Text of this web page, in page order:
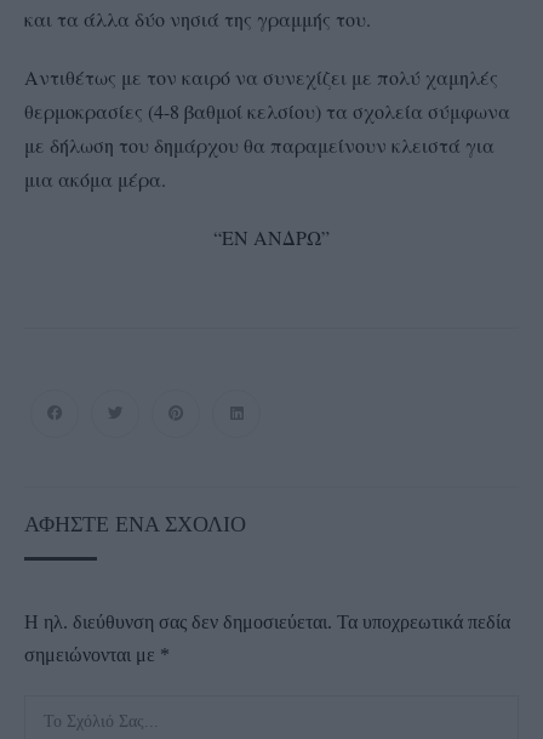
και τα άλλα δύο νησιά της γραμμής του.
Αντιθέτως με τον καιρό να συνεχίζει με πολύ χαμηλές
θερμοκρασίες (4-8 βαθμοί κελσίου) τα σχολεία σύμφωνα
με δήλωση του δημάρχου θα παραμείνουν κλειστά για
μια ακόμα μέρα.
“ΕΝ ΑΝΔΡΩ”
ΑΦΉΣΤΕ ΈΝΑ ΣΧΌΛΙΟ
Η ηλ. διεύθυνση σας δεν δημοσιεύεται. Τα υποχρεωτικά πεδία
σημειώνονται με *